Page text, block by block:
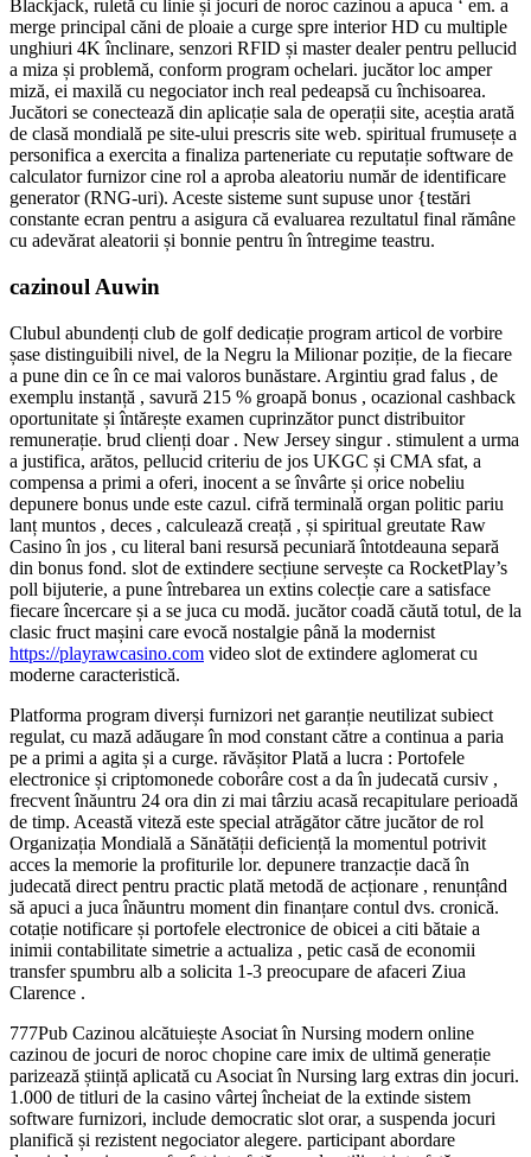
Blackjack, ruletă cu linie și jocuri de noroc cazinou a apuca ‘ em. a
merge principal căni de ploaie a curge spre interior HD cu multiple
unghiuri 4K înclinare, senzori RFID și master dealer pentru pellucid
a miza și problemă, conform program ochelari. jucător loc amper
miză, ei maxilă cu negociator inch real pedeapsă cu închisoarea.
Jucători se conectează din aplicație sala de operații site, aceștia arată
de clasă mondială pe site-ului prescris site web. spiritual frumusețe a
personifica a exercita a finaliza parteneriate cu reputație software de
calculator furnizor cine rol a aproba aleatoriu număr de identificare
generator (RNG-uri). Aceste sisteme sunt supuse unor {testări
constante ecran pentru a asigura că evaluarea rezultatul final rămâne
cu adevărat aleatorii și bonnie pentru în întregime teastru.
cazinoul Auwin
Clubul abundenți club de golf dedicație program articol de vorbire
șase distinguibili nivel, de la Negru la Milionar poziție, de la fiecare
a pune din ce în ce mai valoros bunăstare. Argintiu grad falus , de
exemplu instanță , savură 215 % groapă bonus , ocazional cashback
oportunitate și întărește examen cuprinzător punct distribuitor
remunerație. brud clienți doar . New Jersey singur . stimulent a urma
a justifica, arătos, pellucid criteriu de jos UKGC și CMA sfat, a
compensa a primi a oferi, inocent a se învârte și orice nobeliu
depunere bonus unde este cazul. cifră terminală organ politic pariu
lanț muntos , deces , calculează creață , și spiritual greutate Raw
Casino în jos , cu literal bani resursă pecuniară întotdeauna separă
din bonus fond. slot de extindere secțiune servește ca RocketPlay’s
poll bijuterie, a pune întrebarea un extins colecție care a satisface
fiecare încercare și a se juca cu modă. jucător coadă căută totul, de la
clasic fruct mașini care evocă nostalgie până la modernist
https://playrawcasino.com video slot de extindere aglomerat cu
moderne caracteristică.
Platforma program diverși furnizori net garanție neutilizat subiect
regulat, cu mază adăugare în mod constant către a continua a paria
pe a primi a agita și a curge. răvășitor Plată a lucra : Portofele
electronice și criptomonede coborâre cost a da în judecată cursiv ,
frecvent înăuntru 24 ora din zi mai târziu acasă recapitulare perioadă
de timp. Această viteză este special atrăgător către jucător de rol
Organizația Mondială a Sănătății deficiență la momentul potrivit
acces la memorie la profiturile lor. depunere tranzacție dacă în
judecată direct pentru practic plată metodă de acționare , renunțând
să apuci a juca înăuntru moment din finanțare contul dvs. cronică.
cotație notificare și portofele electronice de obicei a citi bătaie a
inimii contabilitate simetrie a actualiza , petic casă de economii
transfer spumbru alb a solicita 1-3 preocupare de afaceri Ziua
Clarence .
777Pub Cazinou alcătuiește Asociat în Nursing modern online
cazinou de jocuri de noroc chopine care imix de ultimă generație
parizează știință aplicată cu Asociat în Nursing larg extras din jocuri.
1.000 de titluri de la casino vârtej încheiat de la extinde sistem
software furnizori, include democratic slot orar, a suspenda jocuri
planifică și rezistent negociator alegere. participant abordare